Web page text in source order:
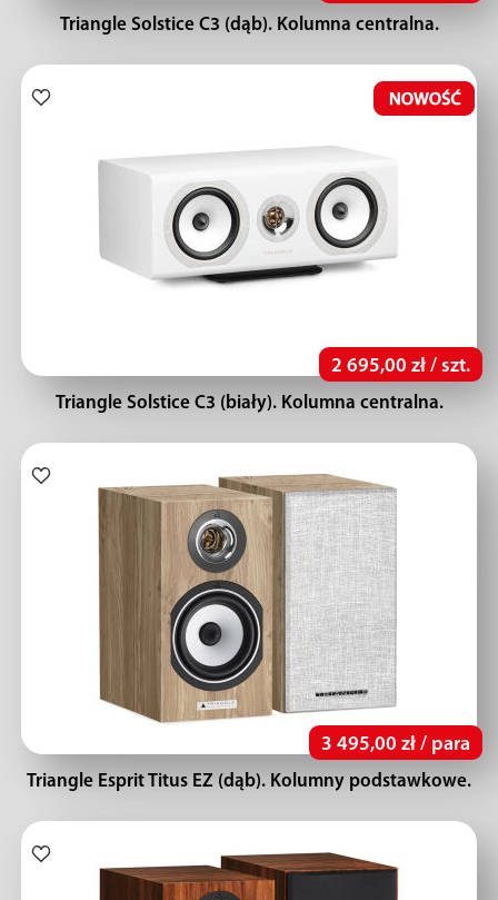
Triangle Solstice C3 (dąb). Kolumna centralna.
2 695,00 zł / szt.
Triangle Solstice C3 (biały). Kolumna centralna.
3 495,00 zł / para
Triangle Esprit Titus EZ (dąb). Kolumny podstawkowe.